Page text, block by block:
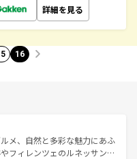
詳細を見る
16
メ、自然と多彩な魅力にあふ
フィレンツェのルネッサンス